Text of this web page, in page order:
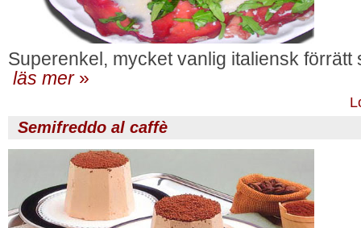
Superenkel, mycket vanlig italiensk förrätt
läs mer»
Semifreddo al caffè